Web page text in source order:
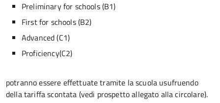
Preliminary for schools (B1)
First for schools (B2)
Advanced (C1)
Proficiency(C2)
potranno essere effettuate tramite la scuola usufruendo
della tariffa scontata (vedi prospetto allegato alla circolare).